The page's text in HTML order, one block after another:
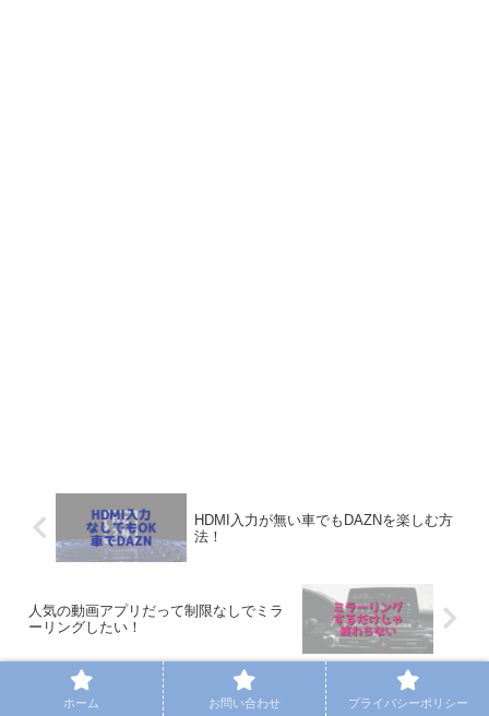
HDMI入力が無い車でもDAZNを楽しむ方
法！
人気の動画アプリだって制限なしでミラ
ーリングしたい！
コメント
ホーム お問い合わせ プライバシーポリシー